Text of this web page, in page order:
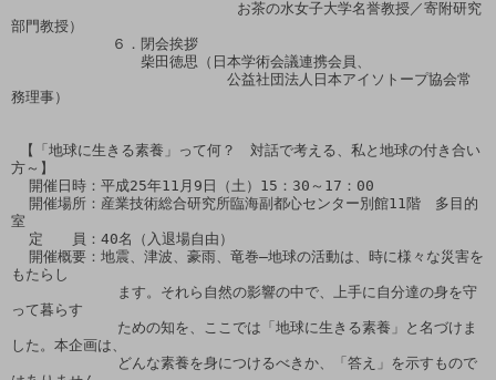
部門教授）
６．閉会挨拶
柴田徳思（日本学術会議連携会員、
公益社団法人日本アイソトープ協会常
務理事）
方～】
室
もたらし
って暮らす
した。本企画は、